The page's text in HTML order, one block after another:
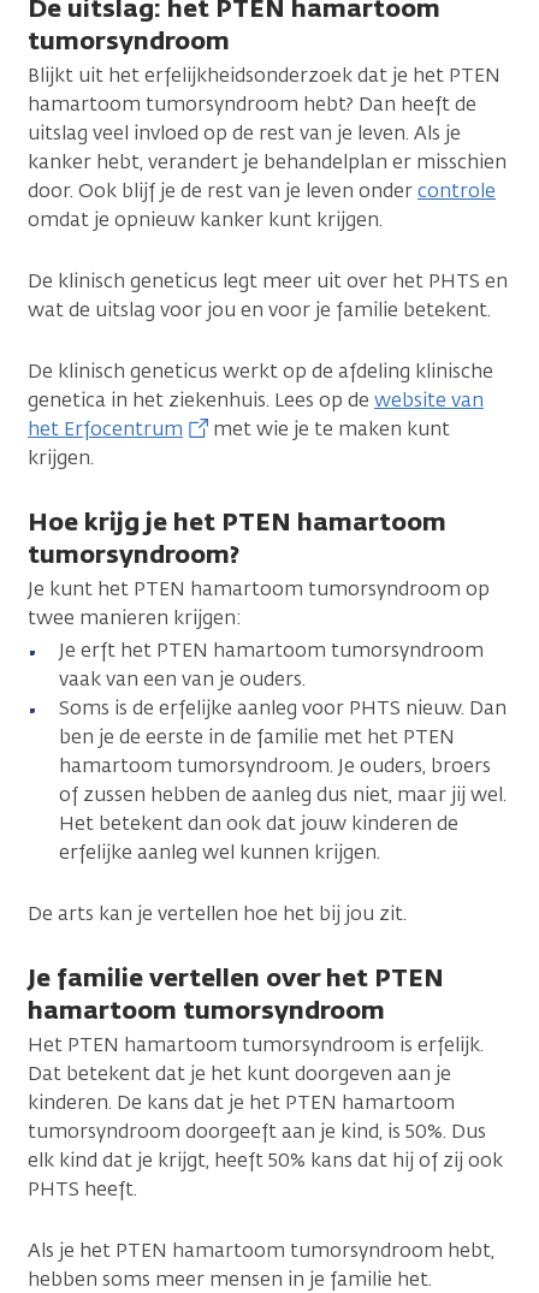
De uitslag: het PTEN hamartoom
tumorsyndroom
Blijkt uit het erfelijkheidsonderzoek dat je het PTEN
hamartoom tumorsyndroom hebt? Dan heeft de
uitslag veel invloed op de rest van je leven. Als je
kanker hebt, verandert je behandelplan er misschien
door. Ook blijf je de rest van je leven ondercontrole
omdat je opnieuw kanker kunt krijgen.
De klinisch geneticus legt meer uit over het PHTS en
wat de uitslag voor jou en voor je familie betekent.
De klinisch geneticus werkt op de afdeling klinische
genetica in het ziekenhuis. Lees op de website van
het Erfocentrum
met wie je te maken kunt
krijgen.
Hoe krijg je het PTEN hamartoom
tumorsyndroom?
Je kunt het PTEN hamartoom tumorsyndroom op
twee manieren krijgen:
Je erft het PTEN hamartoom tumorsyndroom
vaak van een van je ouders.
Soms is de erfelijke aanleg voor PHTS nieuw. Dan
ben je de eerste in de familie met het PTEN
hamartoom tumorsyndroom. Je ouders, broers
of zussen hebben de aanleg dus niet, maar jij wel.
Het betekent dan ook dat jouw kinderen de
erfelijke aanleg wel kunnen krijgen.
De arts kan je vertellen hoe het bij jou zit.
Je familie vertellen over het PTEN
hamartoom tumorsyndroom
Het PTEN hamartoom tumorsyndroom is erfelijk.
Dat betekent dat je het kunt doorgeven aan je
kinderen. De kans dat je het PTEN hamartoom
tumorsyndroom doorgeeft aan je kind, is 50%. Dus
elk kind dat je krijgt, heeft 50% kans dat hij of zij ook
PHTS heeft.
Als je het PTEN hamartoom tumorsyndroom hebt,
hebben soms meer mensen in je familie het.